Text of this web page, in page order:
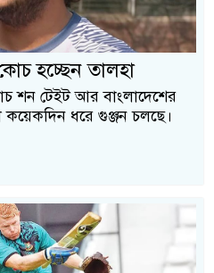
হচ্ছেন তালহা
শন টেইট আর বাংলাদেশের
ধরে গুঞ্জন চলছে।